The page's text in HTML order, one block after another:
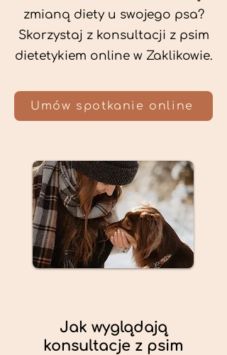
zmianą diety u swojego psa?
Skorzystaj z konsultacji z psim
dietetykiem online w Zaklikowie.
Umów spotkanie online
Jak wyglądają
konsultacje z psim